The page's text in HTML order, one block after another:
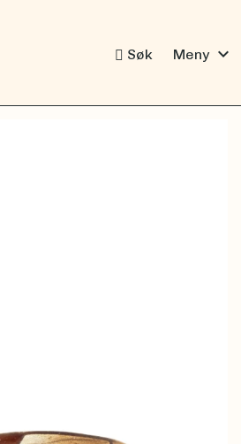
Søk Meny expand_more